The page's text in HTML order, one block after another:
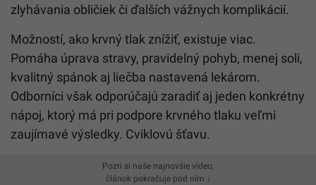
zlyhávania obličiek či ďalších vážnych komplikácií.
Možností, ako krvný tlak znížiť, existuje viac.
Pomáha úprava stravy, pravidelný pohyb, menej soli,
kvalitný spánok aj liečba nastavená lekárom.
Odborníci však odporúčajú zaradiť aj jeden konkrétny
nápoj, ktorý má pri podpore krvného tlaku veľmi
zaujímavé výsledky. Cviklovú šťavu.
Pozri si naše najnovšie video,
článok pokračuje pod ním ↓